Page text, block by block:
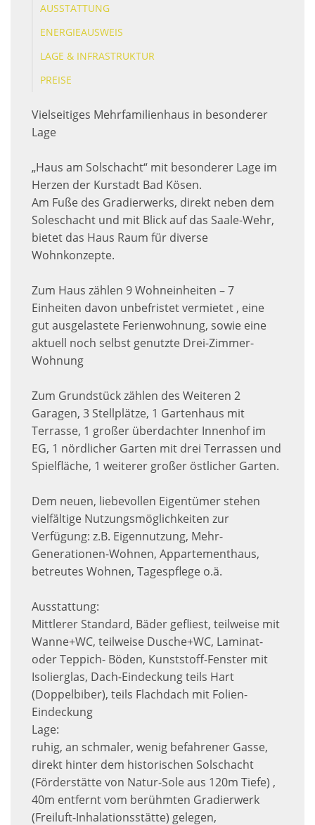
AUSSTATTUNG
ENERGIEAUSWEIS
LAGE & INFRASTRUKTUR
PREISE
Vielseitiges Mehrfamilienhaus in besonderer
Lage
„Haus am Solschacht“ mit besonderer Lage im
Herzen der Kurstadt Bad Kösen.
Am Fuße des Gradierwerks, direkt neben dem
Soleschacht und mit Blick auf das Saale-Wehr,
bietet das Haus Raum für diverse
Wohnkonzepte.
Zum Haus zählen 9 Wohneinheiten – 7
Einheiten davon unbefristet vermietet , eine
gut ausgelastete Ferienwohnung, sowie eine
aktuell noch selbst genutzte Drei-Zimmer-
Wohnung
Zum Grundstück zählen des Weiteren 2
Garagen, 3 Stellplätze, 1 Gartenhaus mit
Terrasse, 1 großer überdachter Innenhof im
EG, 1 nördlicher Garten mit drei Terrassen und
Spielfläche, 1 weiterer großer östlicher Garten.
Dem neuen, liebevollen Eigentümer stehen
vielfältige Nutzungsmöglichkeiten zur
Verfügung: z.B. Eigennutzung, Mehr-
Generationen-Wohnen, Appartementhaus,
betreutes Wohnen, Tagespflege o.ä.
Ausstattung:
Mittlerer Standard, Bäder gefliest, teilweise mit
Wanne+WC, teilweise Dusche+WC, Laminat-
oder Teppich- Böden, Kunststoff-Fenster mit
Isolierglas, Dach-Eindeckung teils Hart
(Doppelbiber), teils Flachdach mit Folien-
Eindeckung
Lage:
ruhig, an schmaler, wenig befahrener Gasse,
direkt hinter dem historischen Solschacht
(Förderstätte von Natur-Sole aus 120m Tiefe) ,
40m entfernt vom berühmten Gradierwerk
(Freiluft-Inhalationsstätte) gelegen,